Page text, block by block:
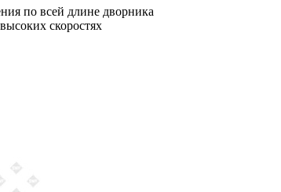
по всей длине дворника
скоростях